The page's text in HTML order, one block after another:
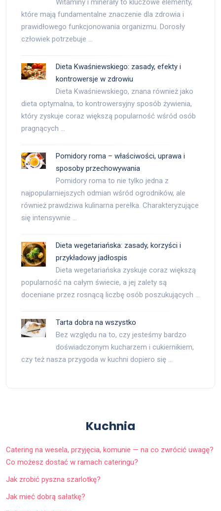
Witaminy i minerały to kluczowe elementy,
które mają fundamentalne znaczenie dla zdrowia i
prawidłowego funkcjonowania organizmu. Dorosły
człowiek potrzebuje …
Dieta Kwaśniewskiego: zasady, efekty i
kontrowersje w zdrowiu
Dieta Kwaśniewskiego, znana również jako
dieta optymalna, to kontrowersyjny sposób żywienia,
który zyskuje coraz większą popularność wśród osób
pragnących …
Pomidory roma – właściwości, uprawa i
sposoby przechowywania
Pomidory roma to nie tylko jedna z
najpopularniejszych odmian wśród ogrodników, ale
również prawdziwa kulinarna perełka. Charakteryzujące
się intensywnie …
Dieta wegetariańska: zasady, korzyści i
przykładowy jadłospis
Dieta wegetariańska zyskuje coraz większą
popularność na całym świecie, a jej zalety są
doceniane przez rosnącą liczbę osób poszukujących …
Tarta dobra na wszystko
Bez względu na to, czy jesteśmy bardzo
doświadczonym kucharzem i cukiernikiem,
czy też nasza przygoda w kuchni dopiero się …
Kuchnia
Catering na wesela, przyjęcia, komunie — na co zwrócić uwagę?
Co możesz dostać w ramach cateringu?
Jak zrobić pyszna szarlotkę?
Jak mieć dobrą sałatkę?